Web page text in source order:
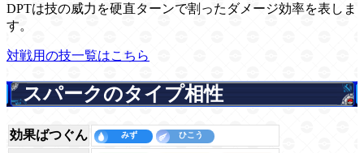
DPTは技の威力を硬直ターンで割ったダメージ効率を表しま
す。
対戦用の技一覧はこちら
スパークのタイプ相性
効果ばつぐん